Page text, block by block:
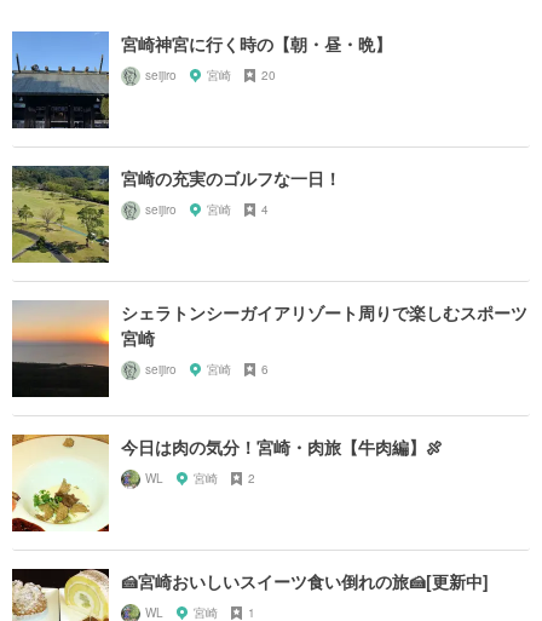
宮崎神宮に行く時の【朝・昼・晩】
seijiro 宮崎 20
宮崎の充実のゴルフな一日！
seijiro 宮崎 4
シェラトンシーガイアリゾート周りで楽しむスポーツ
宮崎
seijiro 宮崎 6
今日は肉の気分！宮崎・肉旅【牛肉編】🍖
WL 宮崎 2
🍰宮崎おいしいスイーツ食い倒れの旅🍰[更新中]
WL 宮崎 1